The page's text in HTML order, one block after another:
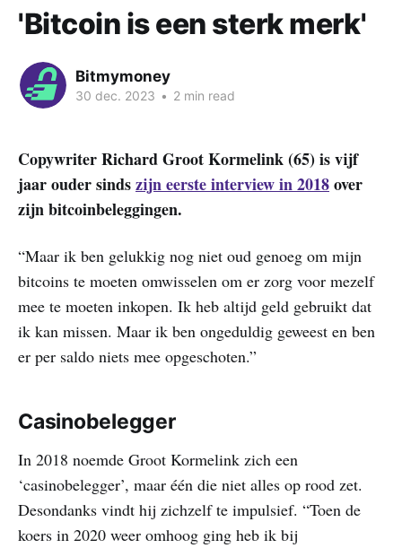
'Bitcoin is een sterk merk'
Bitmymoney
30 dec. 2023 • 2 min read
Copywriter Richard Groot Kormelink (65) is vijf
jaar ouder sindszijn eerste interview in 2018over
zijn bitcoinbeleggingen.
“Maar ik ben gelukkig nog niet oud genoeg om mijn
bitcoins te moeten omwisselen om er zorg voor mezelf
mee te moeten inkopen. Ik heb altijd geld gebruikt dat
ik kan missen. Maar ik ben ongeduldig geweest en ben
er per saldo niets mee opgeschoten.”
Casinobelegger
In 2018 noemde Groot Kormelink zich een
‘casinobelegger’, maar één die niet alles op rood zet.
Desondanks vindt hij zichzelf te impulsief. “Toen de
koers in 2020 weer omhoog ging heb ik bij